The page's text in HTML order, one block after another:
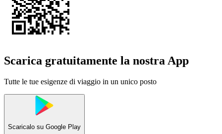
Scarica gratuitamente la nostra App
Tutte le tue esigenze di viaggio in un unico posto
Scaricalo su Google Play